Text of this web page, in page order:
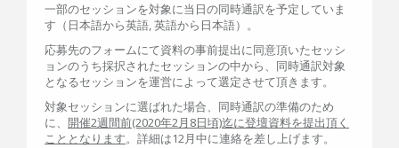
一部のセッションを対象に当日の同時通訳を予定していま
す（日本語から英語, 英語から日本語）。
応募先のフォームにて資料の事前提出に同意頂いたセッシ
ョンのうち採択されたセッションの中から、同時通訳対象
となるセッションを運営によって選定させて頂きます。
対象セッションに選ばれた場合、同時通訳の準備のため
に、 開催2週間前(2020年2月8日頃)迄に登壇資料を提出頂く
こととなります。詳細は12月中に連絡を差し上げます。